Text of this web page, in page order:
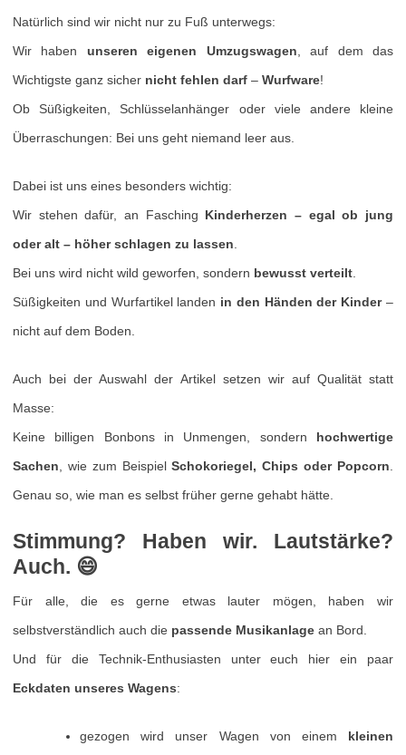
Natürlich sind wir nicht nur zu Fuß unterwegs:
Wir haben unseren eigenen Umzugswagen , auf dem das
Wichtigste ganz sicher nicht fehlen darf – Wurfware!
Ob Süßigkeiten, Schlüsselanhänger oder viele andere kleine
Überraschungen: Bei uns geht niemand leer aus.
Dabei ist uns eines besonders wichtig:
Wir stehen dafür, an Fasching Kinderherzen – egal ob jung
oder alt – höher schlagen zu lassen
Bei uns wird nicht wild geworfen, sondern bewusst verteilt
Süßigkeiten und Wurfartikel landen in den Händen der Kinder–
nicht auf dem Boden.
Auch bei der Auswahl der Artikel setzen wir auf Qualität statt
Masse:
Keine billigen Bonbons in Unmengen, sondern hochwertige
Sachen , wie zum BeispielSchokoriegel, Chips oder Popcorn
Genau so, wie man es selbst früher gerne gehabt hätte.
Stimmung? Haben wir. Lautstärke?
Auch. 😄
Für alle, die es gerne etwas lauter mögen, haben wir
selbstverständlich auch die passende Musikanlage an Bord.
Und für die Technik-Enthusiasten unter euch hier ein paar
Eckdaten unseres Wagens:
gezogen wird unser Wagen von einem kleinen